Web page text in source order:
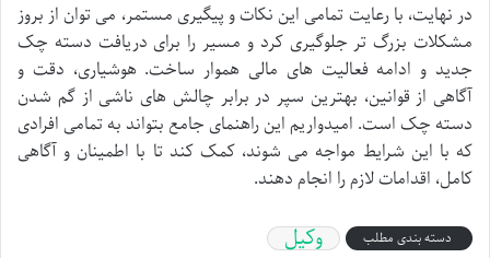
در نهایت، با رعایت تمامی این نکات و پیگیری مستمر، می توان از بروز
مشکلات بزرگ تر جلوگیری کرد و مسیر را برای دریافت دسته چک
جدید و ادامه فعالیت های مالی هموار ساخت. هوشیاری، دقت و
آگاهی از قوانین، بهترین سپر در برابر چالش های ناشی از گم شدن
دسته چک است. امیدواریم این راهنمای جامع بتواند به تمامی افرادی
که با این شرایط مواجه می شوند، کمک کند تا با اطمینان و آگاهی
کامل، اقدامات لازم را انجام دهند.
دسته بندی مطلب وکیل